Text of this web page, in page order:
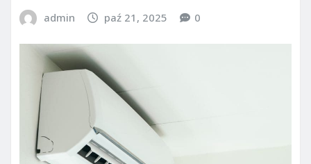
admin paź 21, 2025 0